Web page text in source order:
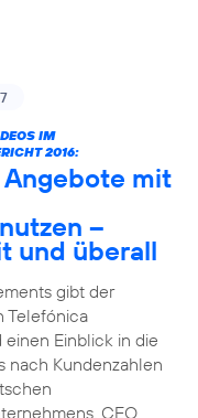
IM
2016:
mit
–
und überall
gibt der
Telefónica
Einblick in die
nach Kundenzahlen
CEO